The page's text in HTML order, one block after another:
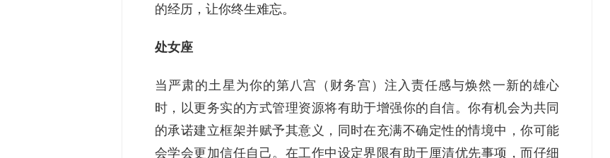
的经历，让你终生难忘。
处女座
当严肃的土星为你的第八宫（财务宫）注入责任感与焕然一新的雄心
时，以更务实的方式管理资源将有助于增强你的自信。你有机会为共同
的承诺建立框架并赋予其意义，同时在充满不确定性的情境中，你可能
会学会更加信任自己。在工作中设定界限有助于厘清优先事项，而仔细